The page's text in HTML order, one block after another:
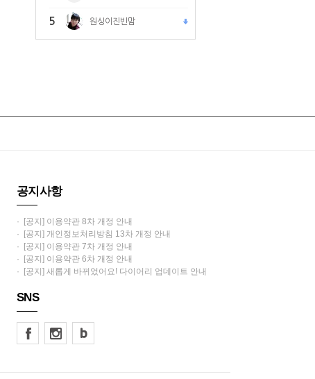
5 원싱이진빈맘
공지사항
· [공지] 이용약관 8차 개정 안내
· [공지] 개인정보처리방침 13차 개정 안내
· [공지] 이용약관 7차 개정 안내
· [공지] 이용약관 6차 개정 안내
· [공지] 새롭게 바뀌었어요! 다이어리 업데이트 안내
SNS